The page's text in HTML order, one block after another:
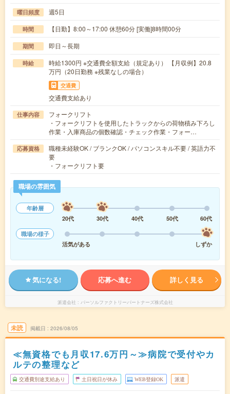
曜日頻度 週5日
時間 【日勤】8:00～17:00 休憩60分 [実働]8時間00分
期間 即日～長期
時給
時給1300円 ※交通費全額支給（規定あり） 【月収例】20.8
万円（20日勤務 ※残業なしの場合）
交通費
交通費支給あり
仕事内容
フォークリフト
・フォークリフトを使用したトラックからの荷物積み下ろし
作業・入庫商品の個数確認・チェック作業・フォー…
応募資格
職種未経験OK / ブランクOK / パソコンスキル不要 / 英語力不
要
・フォークリフト要
職場の雰囲気
年齢層
20代
30代 40代 50代
60代
職場の様子
活気がある
しずか
気になる! 応募へ進む 詳しく見る
派遣会社 パーソルファクトリーパートナーズ株式会社
未読 掲載日 2026/08/05
≪無資格でも月収17.6万円～≫病院で受付やカ
ルテの整理など
交通費別途支給あり 土日祝日が休み WEB登録OK 派遣